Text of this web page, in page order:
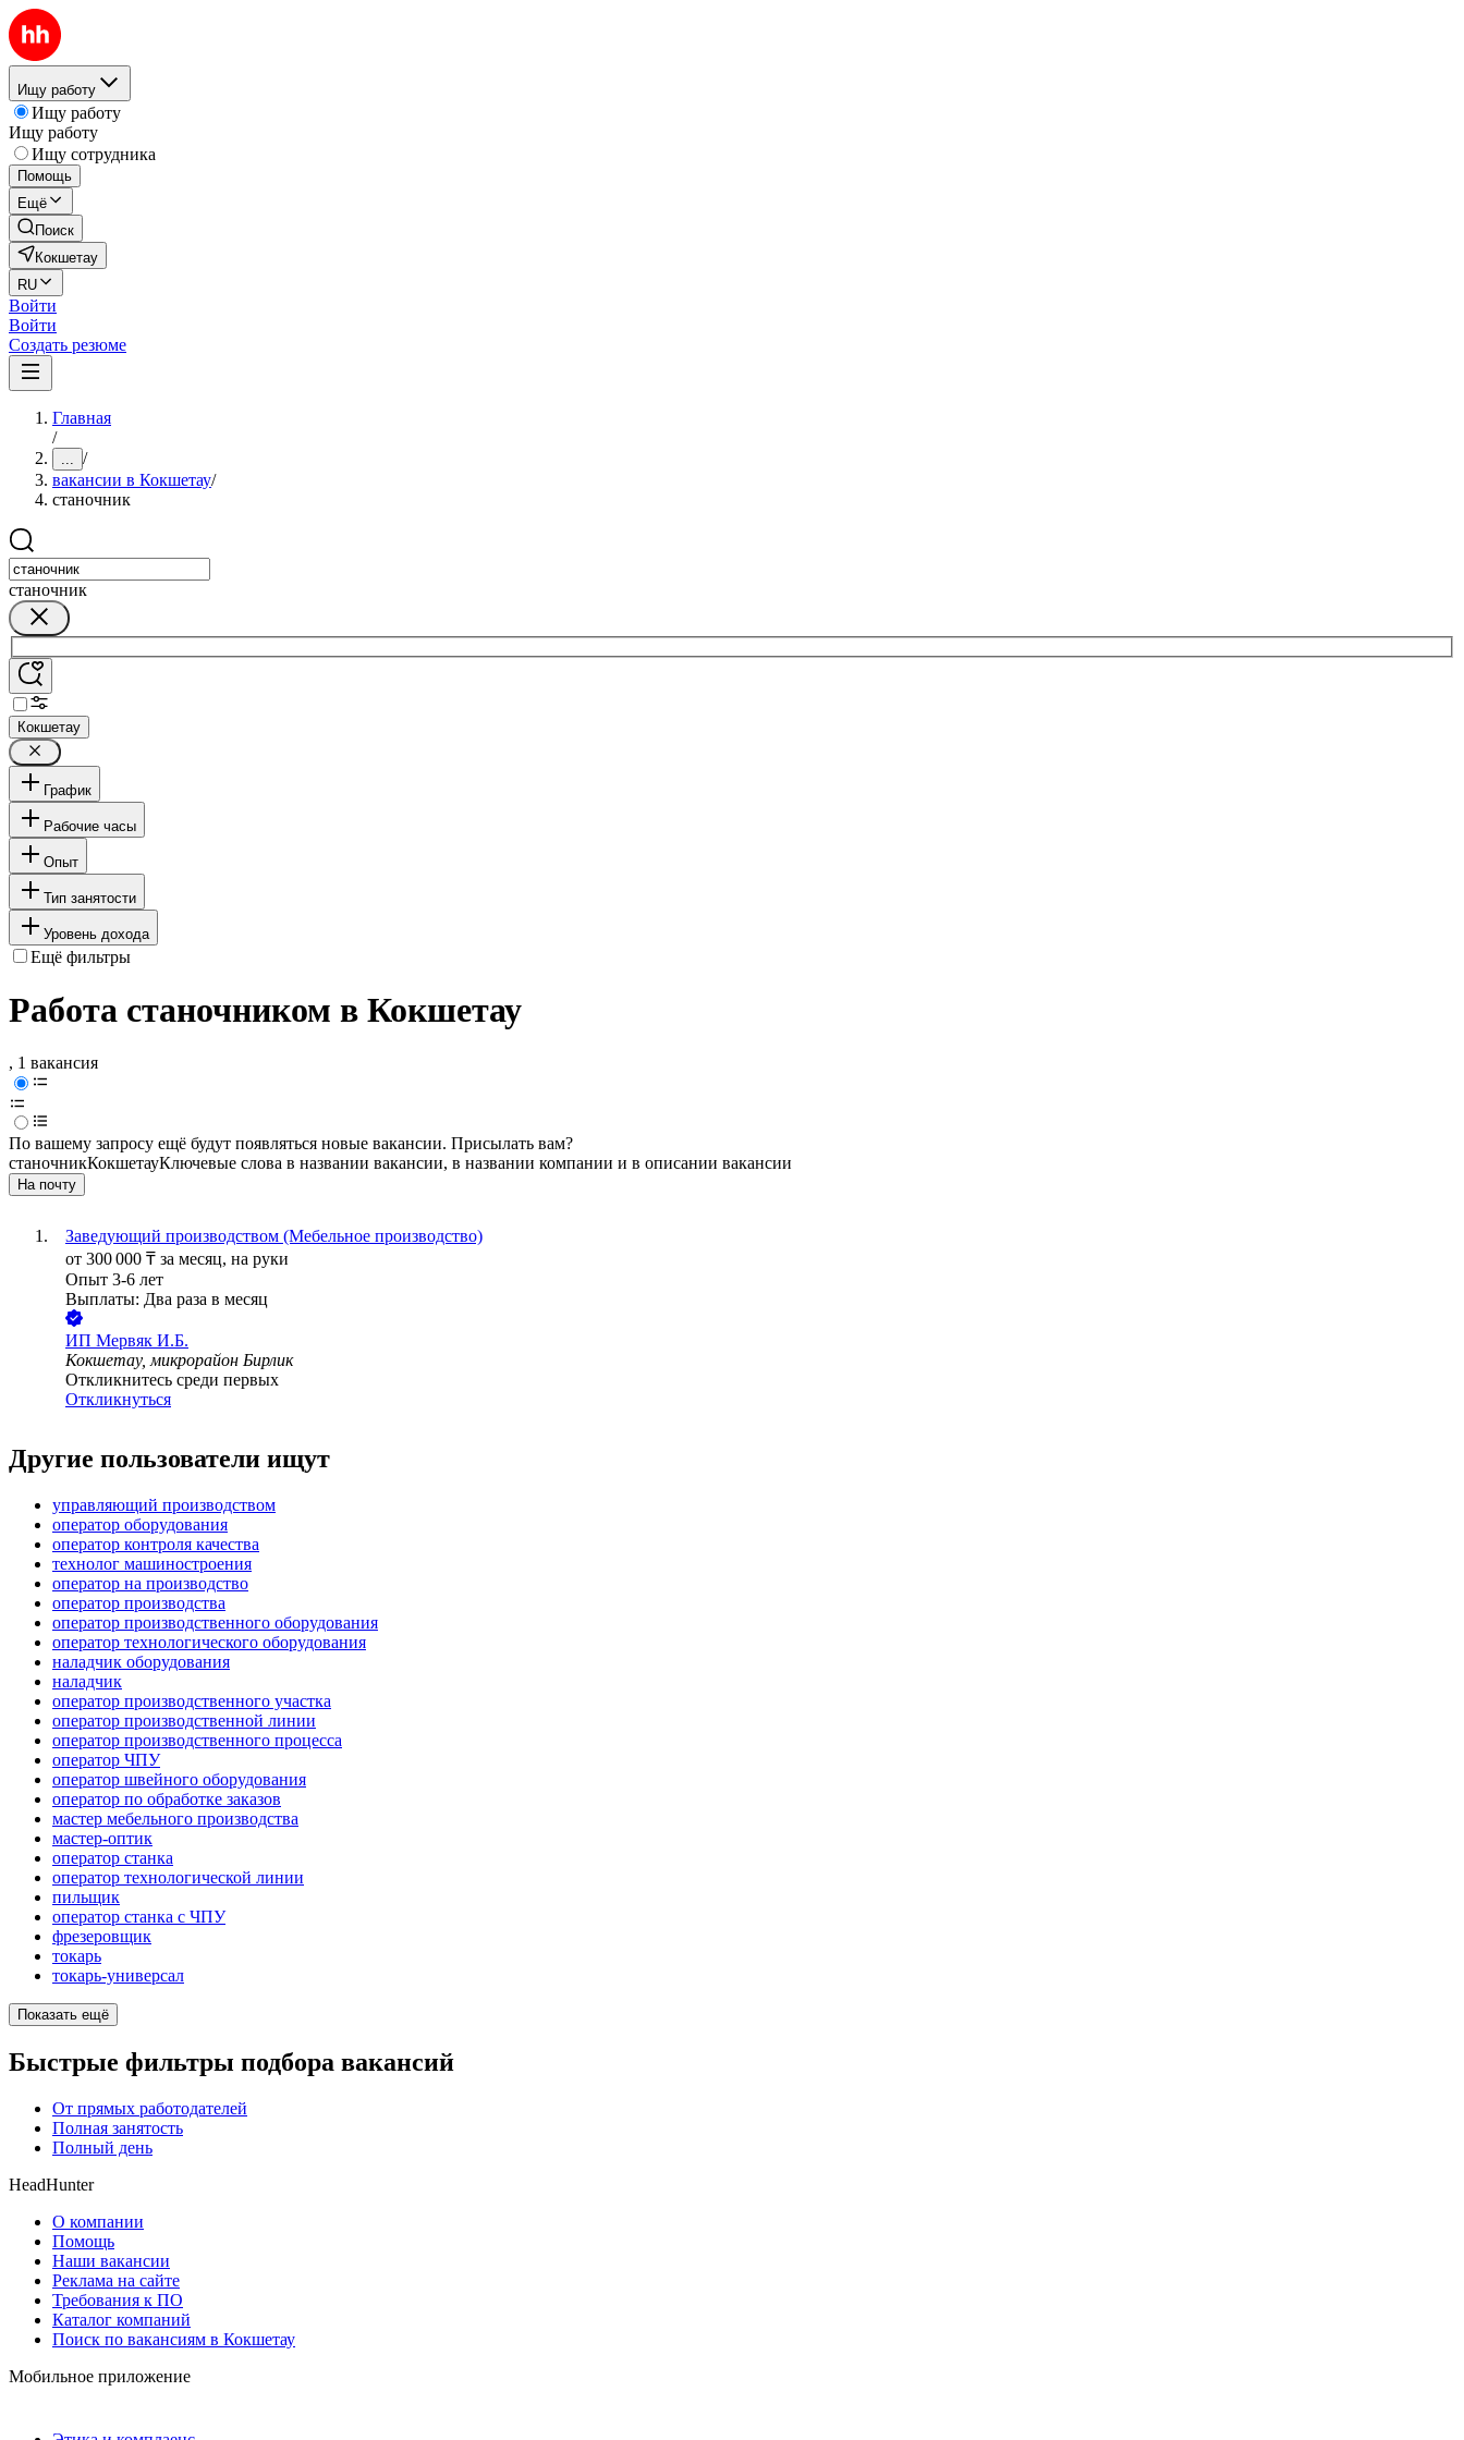
Ищу работу
Ищу работу
Ищу работу
Ищу сотрудника
Помощь
Ещё
Поиск
Кокшетау
RU
Войти
Войти
Создать резюме
Главная
/
... /
вакансии в Кокшетау/
станочник
станочник
Кокшетау
График
Рабочие часы
Опыт
Тип занятости
Уровень дохода
Ещё фильтры
Работа станочником в Кокшетау
, 1 вакансия
По вашему запросу ещё будут появляться новые вакансии. Присылать вам?
станочникКокшетауКлючевые слова в названии вакансии, в названии компании и в описании вакансии
На почту
Заведующий производством (Мебельное производство)
от 300 000 ₸ за месяц, на руки
Опыт 3-6 лет
Выплаты: Два раза в месяц
ИП Мервяк И.Б.
Кокшетау, микрорайон Бирлик
Откликнитесь среди первых
Откликнуться
Другие пользователи ищут
управляющий производством
оператор оборудования
оператор контроля качества
технолог машиностроения
оператор на производство
оператор производства
оператор производственного оборудования
оператор технологического оборудования
наладчик оборудования
наладчик
оператор производственного участка
оператор производственной линии
оператор производственного процесса
оператор ЧПУ
оператор швейного оборудования
оператор по обработке заказов
мастер мебельного производства
мастер-оптик
оператор станка
оператор технологической линии
пильщик
оператор станка с ЧПУ
фрезеровщик
токарь
токарь-универсал
Показать ещё
Быстрые фильтры подбора вакансий
От прямых работодателей
Полная занятость
Полный день
HeadHunter
О компании
Помощь
Наши вакансии
Реклама на сайте
Требования к ПО
Каталог компаний
Поиск по вакансиям в Кокшетау
Мобильное приложение